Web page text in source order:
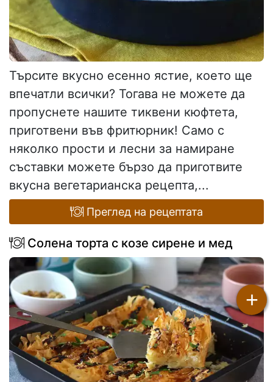
Търсите вкусно есенно ястие, което ще
впечатли всички? Тогава не можете да
пропуснете нашите тиквени кюфтета,
приготвени във фритюрник! Само с
няколко прости и лесни за намиране
съставки можете бързо да приготвите
вкусна вегетарианска рецепта,...
Преглед на рецептата
Солена торта с козе сирене и мед
+